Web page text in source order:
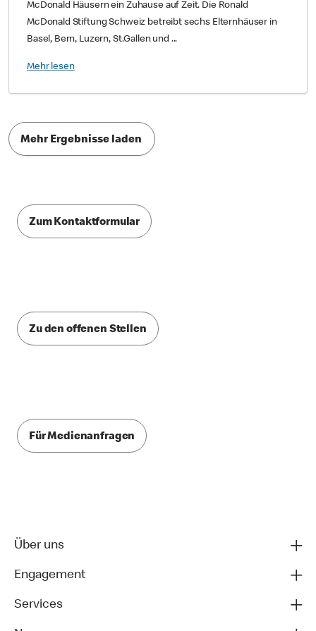
McDonald Häusern ein Zuhause auf Zeit. Die Ronald
McDonald Stiftung Schweiz betreibt sechs Elternhäuser in
Basel, Bern, Luzern, St.Gallen und ...
Mehr lesen
Mehr Ergebnisse laden
Zum Kontaktformular
Zu den offenen Stellen
Für Medienanfragen
Über uns
Engagement
Services